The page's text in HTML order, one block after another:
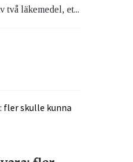
två läkemedel, et...